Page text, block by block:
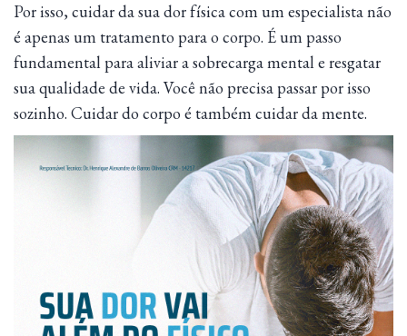
Por isso, cuidar da sua dor física com um especialista não
é apenas um tratamento para o corpo. É um passo
fundamental para aliviar a sobrecarga mental e resgatar
sua qualidade de vida. Você não precisa passar por isso
sozinho. Cuidar do corpo é também cuidar da mente.